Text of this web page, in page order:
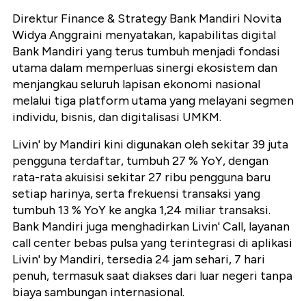
Direktur Finance & Strategy Bank Mandiri Novita
Widya Anggraini menyatakan, kapabilitas digital
Bank Mandiri yang terus tumbuh menjadi fondasi
utama dalam memperluas sinergi ekosistem dan
menjangkau seluruh lapisan ekonomi nasional
melalui tiga platform utama yang melayani segmen
individu, bisnis, dan digitalisasi UMKM.
Livin' by Mandiri kini digunakan oleh sekitar 39 juta
pengguna terdaftar, tumbuh 27 % YoY, dengan
rata-rata akuisisi sekitar 27 ribu pengguna baru
setiap harinya, serta frekuensi transaksi yang
tumbuh 13 % YoY ke angka 1,24 miliar transaksi.
Bank Mandiri juga menghadirkan Livin' Call, layanan
call center bebas pulsa yang terintegrasi di aplikasi
Livin' by Mandiri, tersedia 24 jam sehari, 7 hari
penuh, termasuk saat diakses dari luar negeri tanpa
biaya sambungan internasional.